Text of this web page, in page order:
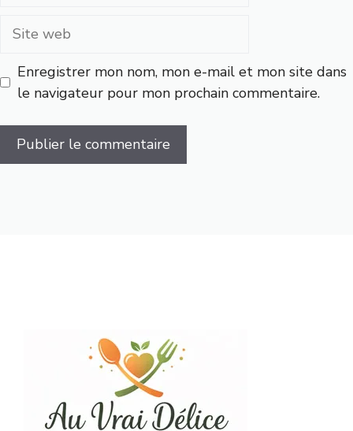
Site
Enregistrer mon nom, mon e-mail et mon site dans
le navigateur pour mon prochain commentaire.